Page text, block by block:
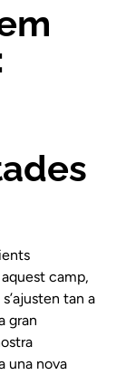
camp,
tan a
gran
una nova